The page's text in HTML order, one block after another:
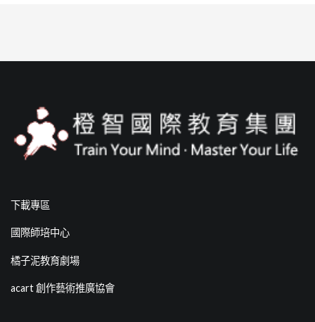
下載專區
國際師培中心
橘子泥教育劇場
acart 創作藝術推廣協會